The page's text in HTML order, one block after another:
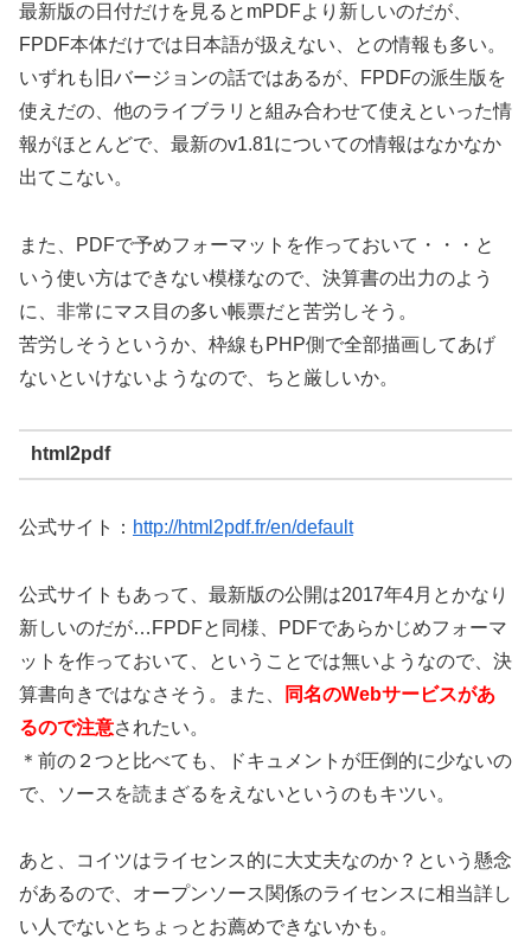
最新版の日付だけを見るとmPDFより新しいのだが、
FPDF本体だけでは日本語が扱えない、との情報も多い。
いずれも旧バージョンの話ではあるが、FPDFの派生版を
使えだの、他のライブラリと組み合わせて使えといった情
報がほとんどで、最新のv1.81についての情報はなかなか
出てこない。
また、PDFで予めフォーマットを作っておいて・・・と
いう使い方はできない模様なので、決算書の出力のよう
に、非常にマス目の多い帳票だと苦労しそう。
苦労しそうというか、枠線もPHP側で全部描画してあげ
ないといけないようなので、ちと厳しいか。
html2pdf
公式サイト： http://html2pdf.fr/en/default
公式サイトもあって、最新版の公開は2017年4月とかなり
新しいのだが…FPDFと同様、PDFであらかじめフォーマ
ットを作っておいて、ということでは無いようなので、決
算書向きではなさそう。また、
同名のWebサービスがあ
るので注意されたい。
＊前の２つと比べても、ドキュメントが圧倒的に少ないの
で、ソースを読まざるをえないというのもキツい。
あと、コイツはライセンス的に大丈夫なのか？という懸念
があるので、オープンソース関係のライセンスに相当詳し
い人でないとちょっとお薦めできないかも。